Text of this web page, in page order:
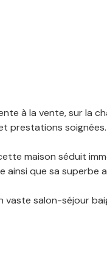
à la vente, sur la
prestations soignées.
maison séduit
ainsi que sa
vaste salon-séjour
d’une